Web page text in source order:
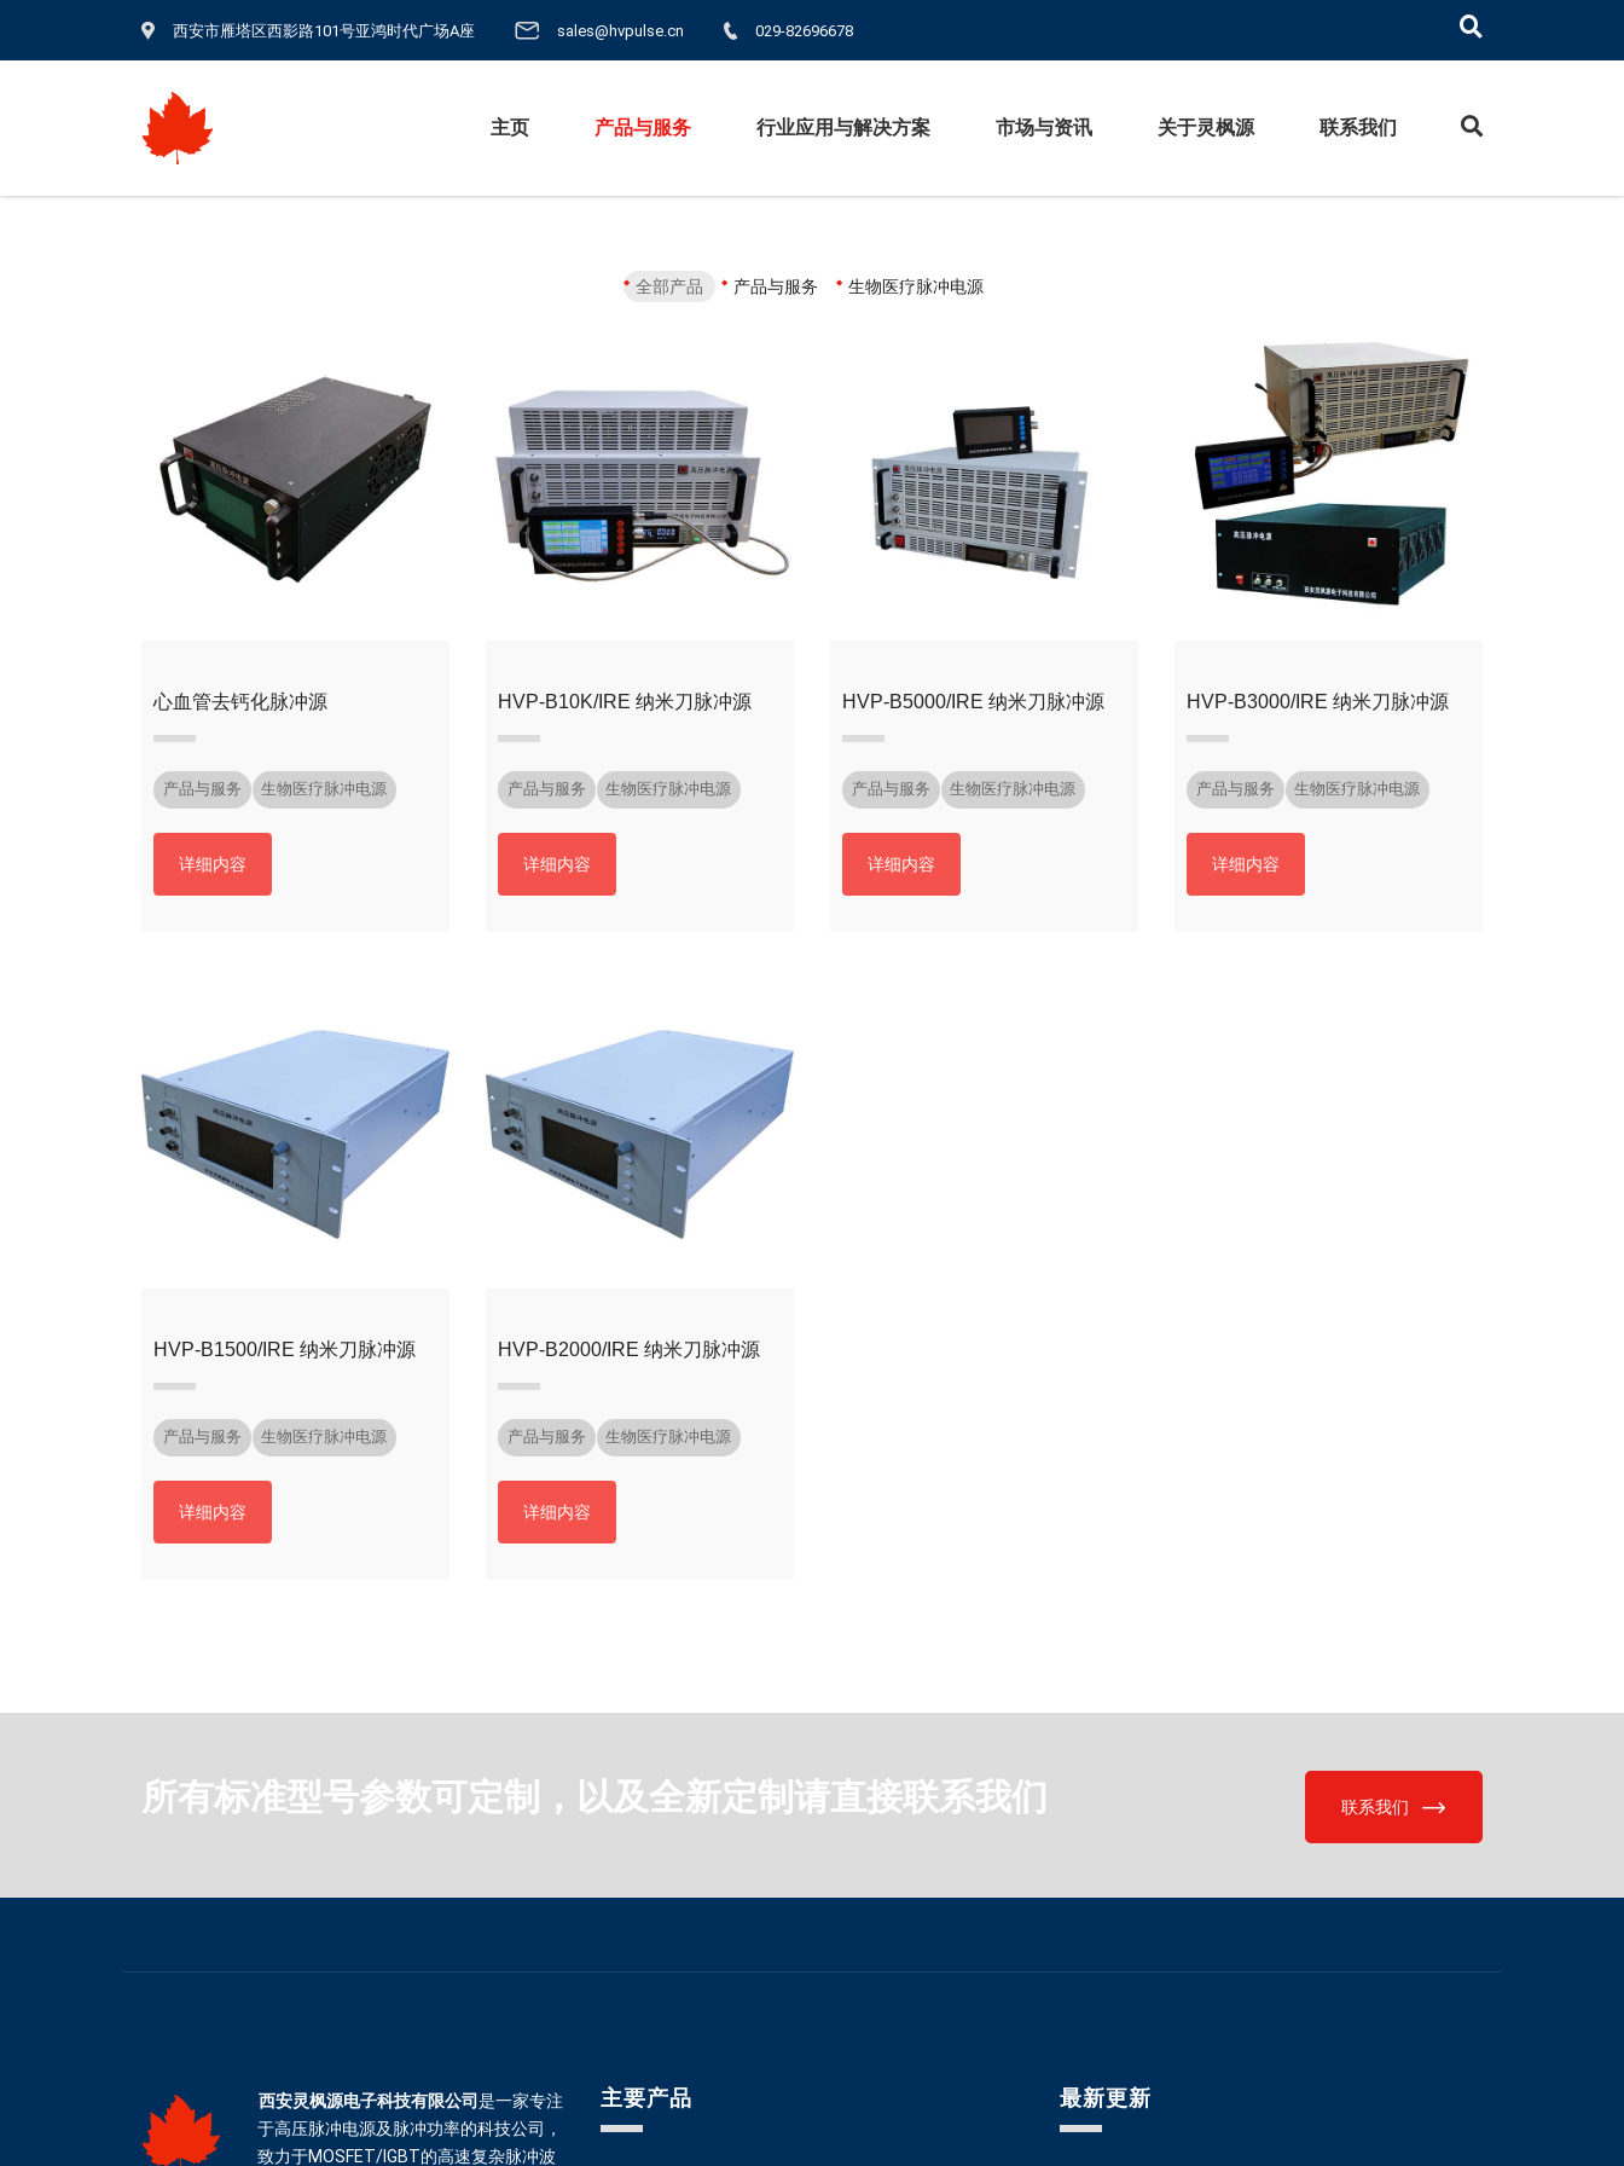
西安市雁塔区西影路101号亚鸿时代广场A座 sales@hvpulse.cn 029-82696678
主页 产品与服务 行业应用与解决方案 市场与资讯 关于灵枫源 联系我们
全部产品 产品与服务 生物医疗脉冲电源
心血管去钙化脉冲源
产品与服务 生物医疗脉冲电源
详细内容
HVP-B10K/IRE 纳米刀脉冲源
产品与服务 生物医疗脉冲电源
详细内容
HVP-B5000/IRE 纳米刀脉冲源
产品与服务 生物医疗脉冲电源
详细内容
HVP-B3000/IRE 纳米刀脉冲源
产品与服务 生物医疗脉冲电源
详细内容
HVP-B1500/IRE 纳米刀脉冲源
产品与服务 生物医疗脉冲电源
详细内容
HVP-B2000/IRE 纳米刀脉冲源
产品与服务 生物医疗脉冲电源
详细内容
所有标准型号参数可定制，以及全新定制请直接联系我们 联系我们
西安灵枫源电子科技有限公司是一家专注
于高压脉冲电源及脉冲功率的科技公司，
致力于MOSFET/IGBT的高速复杂脉冲波
主要产品 最新更新